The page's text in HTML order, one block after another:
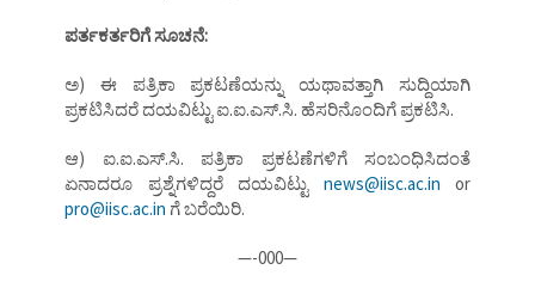
ಪರ್ತಕರ್ತರಿಗೆ ಸೂಚನೆ:
ಅ) ಈ ಪತ್ರಿಕಾ ಪ್ರಕಟಣೆಯನ್ನು ಯಥಾವತ್ತಾಗಿ ಸುದ್ದಿಯಾಗಿ
ಪ್ರಕಟಿಸಿದರೆ ದಯವಿಟ್ಟು ಐ.ಐ.ಎಸ್.ಸಿ. ಹೆಸರಿನೊಂದಿಗೆ ಪ್ರಕಟಿಸಿ.
ಆ) ಐ.ಐ.ಎಸ್.ಸಿ. ಪತ್ರಿಕಾ ಪ್ರಕಟಣೆಗಳಿಗೆ ಸಂಬಂಧಿಸಿದಂತೆ
ಏನಾದರೂ ಪ್ರಶ್ನೆಗಳಿದ್ದರೆ ದಯವಿಟ್ಟು news@iisc.ac.in or
pro@iisc.ac.in ಗೆ ಬರೆಯಿರಿ.
—-000—